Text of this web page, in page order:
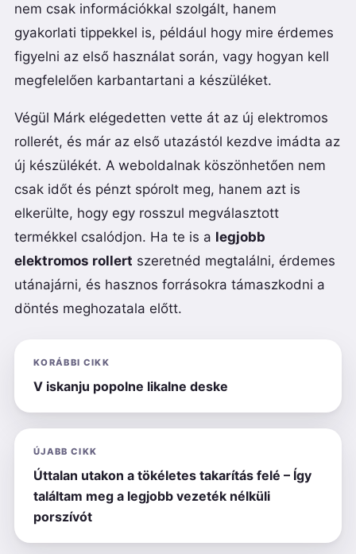
nem csak információkkal szolgált, hanem
gyakorlati tippekkel is, például hogy mire érdemes
figyelni az első használat során, vagy hogyan kell
megfelelően karbantartani a készüléket.
Végül Márk elégedetten vette át az új elektromos
rollerét, és már az első utazástól kezdve imádta az
új készülékét. A weboldalnak köszönhetően nem
csak időt és pénzt spórolt meg, hanem azt is
elkerülte, hogy egy rosszul megválasztott
termékkel csalódjon. Ha te is a legjobb
elektromos rollert szeretnéd megtalálni, érdemes
utánajárni, és hasznos forrásokra támaszkodni a
döntés meghozatala előtt.
KORÁBBI CIKK
V iskanju popolne likalne deske
ÚJABB CIKK
Úttalan utakon a tökéletes takarítás felé – Így
találtam meg a legjobb vezeték nélküli
porszívót